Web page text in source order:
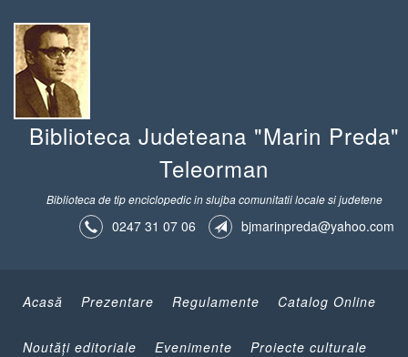
Biblioteca Judeteana "Marin Preda"
Teleorman
Biblioteca de tip enciclopedic in slujba comunitatii locale si judetene
0247 31 07 06 bjmarinpreda@yahoo.com
Acasă Prezentare Regulamente Catalog Online
Noutăţi editoriale Evenimente Proiecte culturale